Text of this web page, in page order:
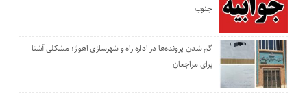
جنوب
گم شدن پرونده‌ها در اداره راه و شهرسازی اهواز؛ مشکلی آشنا
برای مراجعان